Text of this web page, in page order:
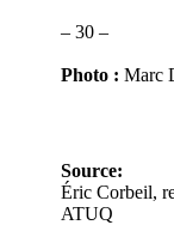
– 30 –
Photo : Marc
Source:
Éric Corbeil,
ATUQ